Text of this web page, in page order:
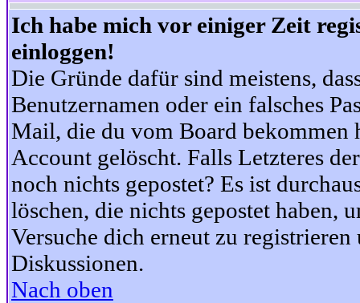
Ich habe mich vor einiger Zeit
einloggen!
Die Gründe dafür sind meistens,
Benutzernamen oder ein falsches
Mail, die du vom Board bekommen
Account gelöscht. Falls Letzteres
noch nichts gepostet? Es ist
löschen, die nichts gepostet haben,
Versuche dich erneut zu
Diskussionen.
Nach oben